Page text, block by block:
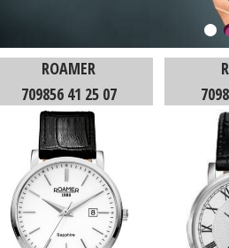
ROAMER
709856 41 25 07